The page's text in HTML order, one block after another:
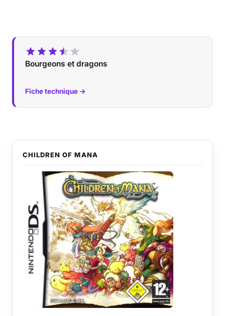
Bourgeons et dragons
Fiche technique →
CHILDREN OF MANA